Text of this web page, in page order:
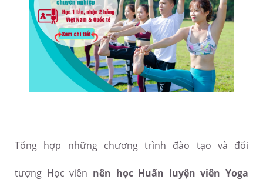
Tổng hợp những chương trình đào tạo và đối
tượng Học viên nên học Huấn luyện viên Yoga